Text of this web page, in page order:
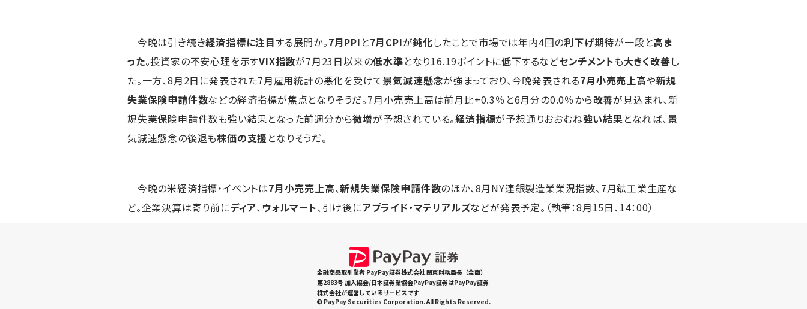
今晩は引き続き経済指標に注目する展開か。7月PPI と7月CPIが鈍化したことで市場では年内4回の利下げ期待が一段と高ま
った。投資家の不安心理を示すVIX指数が7月23日以来の低水準となり16.19ポイントに低下するなどセンチメントも大きく改善し
た。一方、8月2日に発表された7月雇用統計の悪化を受けて景気減速懸念が強まっており、今晩発表される7月小売売上高や新規
失業保険申請件数などの経済指標が焦点となりそうだ。7月小売売上高は前月比+0.3％と6月分の0.0％から改善が見込まれ、新
規失業保険申請件数も強い結果となった前週分から微増が予想されている。経済指標が予想通りおおむね強い結果となれば、景
気減速懸念の後退も株価の支援 となりそうだ。
今晩の米経済指標・イベントは7月小売売上高、新規失業保険申請件数のほか、8月NY連銀製造業業況指数、7月鉱工業生産な
ど。企業決算は寄り前にディア、 ウォルマート、引け後にアプライド・マテリアルズなどが発表予定。（執筆：8月15日、14：00）
金融商品取引業者 PayPay証券株式会社 関東財務局長（金商）
第2883号 加入協会/日本証券業協会PayPay証券はPayPay証券
株式会社が運営しているサービスです
© PayPay Securities Corporation. All Rights Reserved.